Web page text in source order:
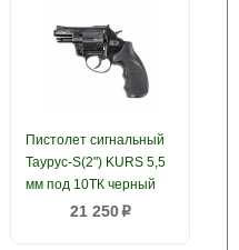
Пистолет сигнальный
Таурус-S(2") KURS 5,5
мм под 10ТК черный
21 250p